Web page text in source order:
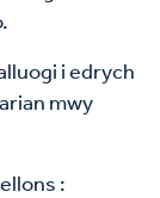
i edrych
mwy
: